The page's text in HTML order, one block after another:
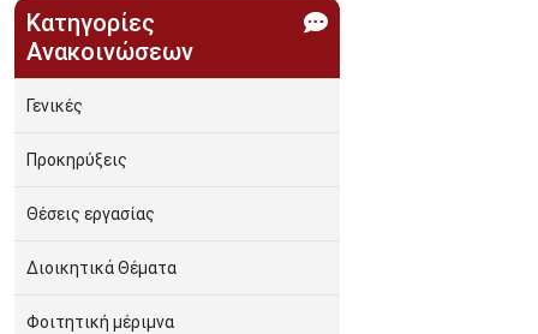
Κατηγορίες
Ανακοινώσεων
Γενικές
Προκηρύξεις
Θέσεις εργασίας
Διοικητικά Θέματα
Φοιτητική μέριμνα